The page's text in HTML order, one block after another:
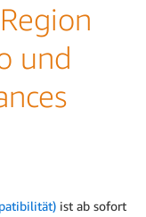
und
ist ab sofort